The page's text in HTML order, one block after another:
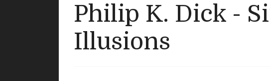
Philip K. Dick -
Illusions